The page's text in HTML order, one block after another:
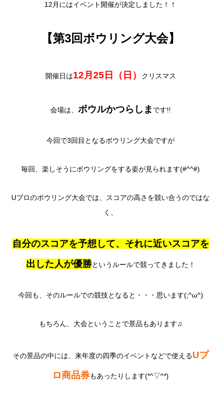
12月にはイベント開催が決定しました！！
【第3回ボウリング大会】
開催日は12月25日（日） クリスマス
会場は、 ボウルかつらしま です!!
今回で3回目となるボウリング大会ですが
毎回、楽しそうにボウリングをする姿が見られます(#^^#)
Uプロのボウリング大会では、スコアの高さを競い合うのではな
く、
自分のスコアを予想して、それに近いスコアを
出した人が優勝というルールで競ってきました！
今回も、そのルールでの競技となると・・・思います(;^ω^)
もちろん、大会ということで景品もあります♫
その景品の中には、来年度の四季のイベントなどで使えるUプ
ロ商品券もあったりします(*^▽^*)